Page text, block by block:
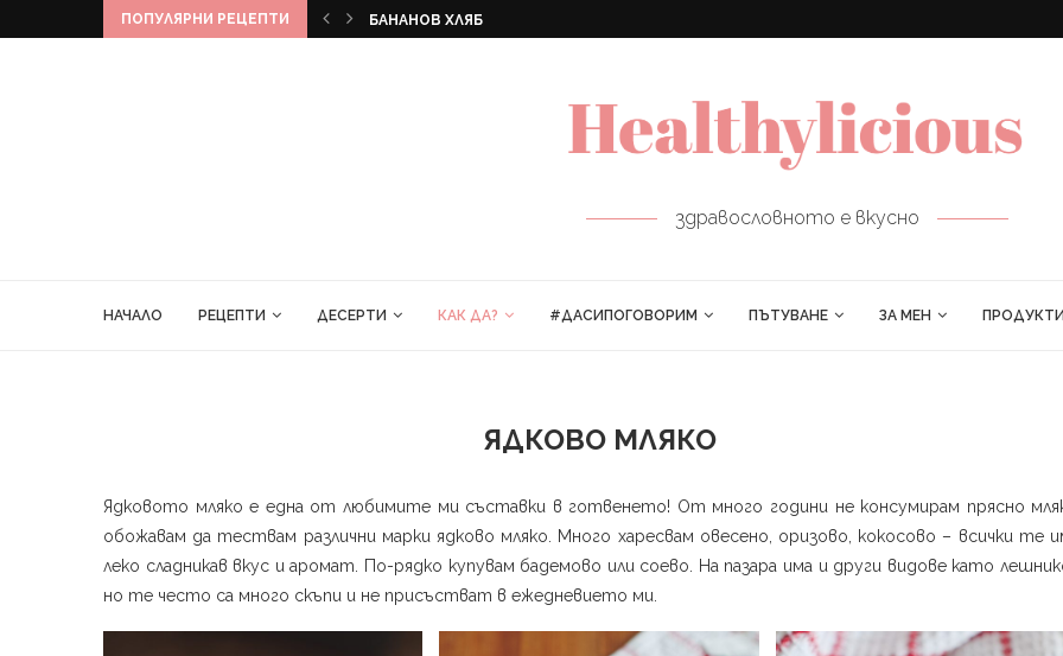
ПОПУЛЯРНИ РЕЦЕПТИ БАНАНОВ ХЛЯБ
здравословното е вкусно
НАЧАЛО РЕЦЕПТИ ДЕСЕРТИ КАК ДА? #ДАСИПОГОВОРИМ ПЪТУВАНЕ ЗА МЕН
ЯДКОВО МЛЯКО
Ядковото мляко е една от любимите ми съставки в готвенето! От много години не консумирам прясно
обожавам да тествам различни марки ядково мляко. Много харесвам овесено, оризово, кокосово – всички те
леко сладникав вкус и аромат. По-рядко купувам бадемово или соево. На пазара има и други видове като
но те често са много скъпи и не присъстват в ежедневието ми.